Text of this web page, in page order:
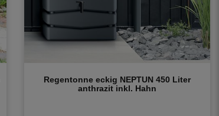
Regentonne eckig NEPTUN 450 Liter
anthrazit inkl. Hahn